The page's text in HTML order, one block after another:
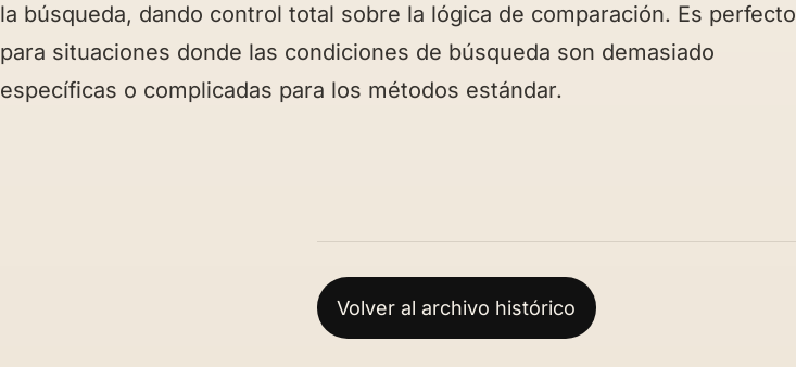
la búsqueda, dando control total sobre la lógica de comparación. Es perfecto
para situaciones donde las condiciones de búsqueda son demasiado
específicas o complicadas para los métodos estándar.
Volver al archivo histórico